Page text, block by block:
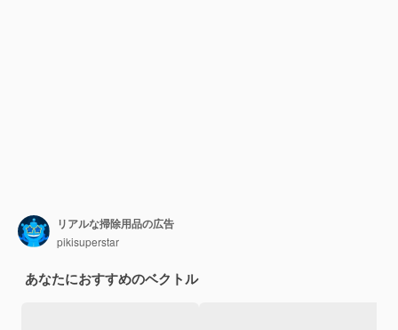
リアルな掃除用品の広告
pikisuperstar
あなたにおすすめのベクトル